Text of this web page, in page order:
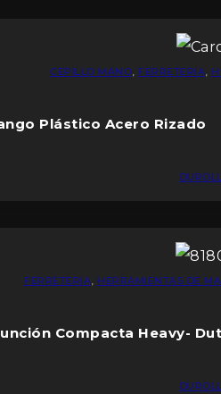
CEPILLO MANO, FERRETERIA,
Plástico Acero Rizado
FERRETERIA, HERRAMIENTAS DE
Compacta Heavy-